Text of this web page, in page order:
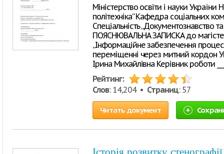
Міністерство освіти і науки України
політехніка” Кафедра соціальних
Спеціальність „Документознавство
ПОЯСНЮВАЛЬНА ЗАПИСКА до
„Інформаційне забезпечення
переміщенні через митний кордон
Ірина Михайлівна Керівник роботи
Рейтинг:
Слов: 14,204 • Страниц: 57
Читать документ